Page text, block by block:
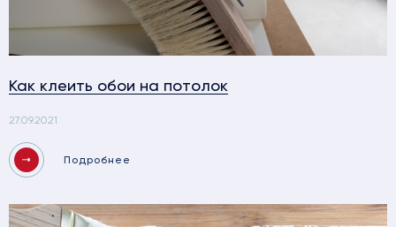
Как клеить обои на потолок
27.09.2021
Подробнее